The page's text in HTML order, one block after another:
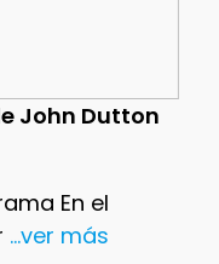
John Dutton
En el
...ver más